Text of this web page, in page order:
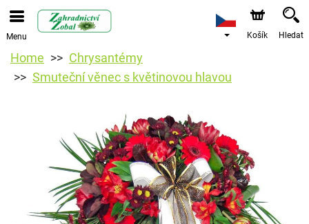
Menu Košík Hledat
Home
Chrysantémy
Smuteční věnec s květinovou hlavou